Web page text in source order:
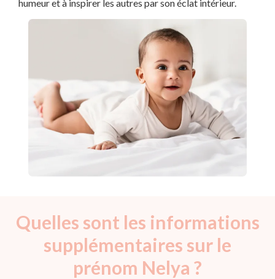
humeur et à inspirer les autres par son éclat intérieur.
Quelles sont les informations
supplémentaires sur le
prénom Nelya ?